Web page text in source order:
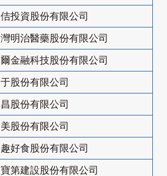
投資股份有限公司
明治醫藥股份有限公司
金融科技股份有限公司
股份有限公司
股份有限公司
股份有限公司
好食股份有限公司
第建設股份有限公司